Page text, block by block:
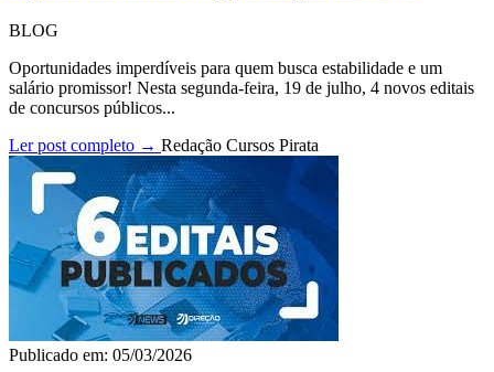
BLOG
Oportunidades imperdíveis para quem busca estabilidade e um
salário promissor! Nesta segunda-feira, 19 de julho, 4 novos editais
de concursos públicos...
Ler post completo → Redação Cursos Pirata
Publicado em: 05/03/2026